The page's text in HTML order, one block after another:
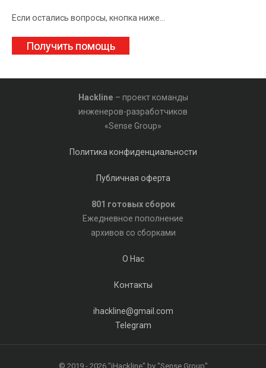
Если остались вопросы, кнопка ниже...
Получить помощь
Hackline – проект команды
инженеров-разработчиков
«Sense Group»
Политика конфиденциальности
Публичная оферта
801 готовых сборок
Ежедневное пополнение
архивов со сборками
О Нас
Контакты
ihackline@gmail.com
Telegram
© 2019 - 2026 "iHackline" by "Sense Group"